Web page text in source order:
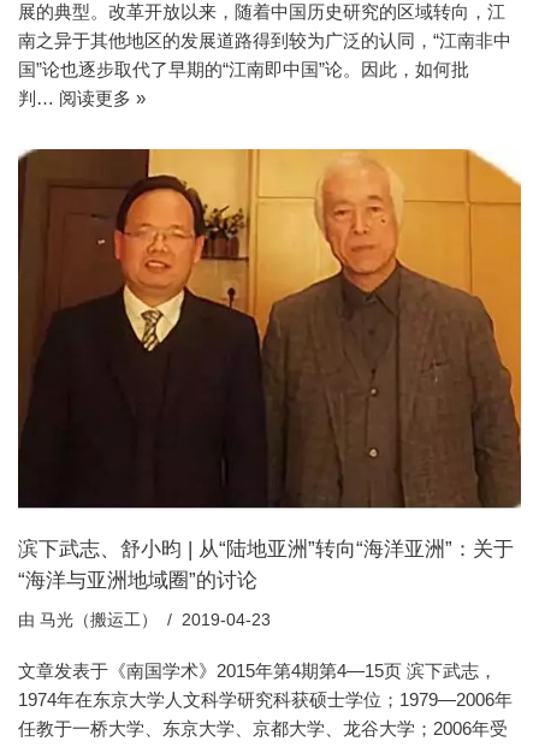
展的典型。改革开放以来，随着中国历史研究的区域转向，江
南之异于其他地区的发展道路得到较为广泛的认同，“江南非中
国”论也逐步取代了早期的“江南即中国”论。因此，如何批
判… 阅读更多 »
滨下武志、舒小昀 | 从“陆地亚洲”转向“海洋亚洲”：关于
“海洋与亚洲地域圈”的讨论
由 马光（搬运工） 2019-04-23
文章发表于《南国学术》2015年第4期第4—15页 滨下武志，
1974年在东京大学人文科学研究科获硕士学位；1979—2006年
任教于一桥大学、东京大学、京都大学、龙谷大学；2006年受